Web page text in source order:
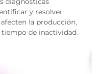
y resolver
la producción,
de inactividad.